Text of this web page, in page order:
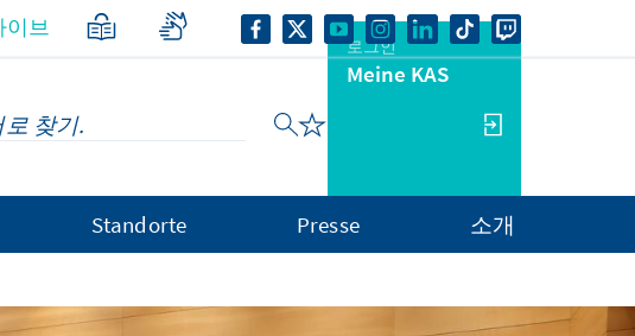
이브
로그인
Meine KAS
Standorte Presse 소개